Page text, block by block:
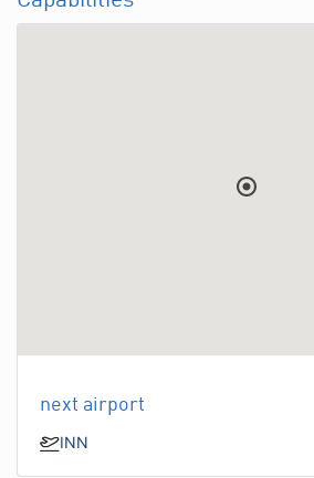
next airport
INN